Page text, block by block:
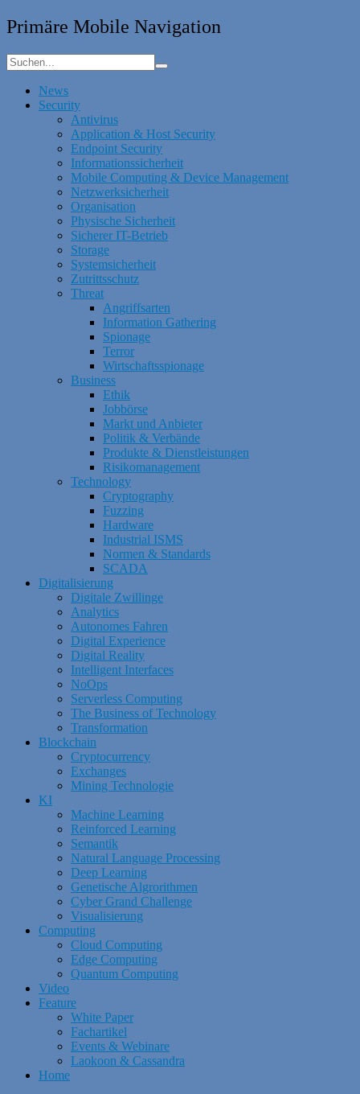
Primäre Mobile Navigation
News
Security
Antivirus
Application & Host Security
Endpoint Security
Informationssicherheit
Mobile Computing & Device Management
Netzwerksicherheit
Organisation
Physische Sicherheit
Sicherer IT-Betrieb
Storage
Systemsicherheit
Zutrittsschutz
Threat
Angriffsarten
Information Gathering
Spionage
Terror
Wirtschaftsspionage
Business
Ethik
Jobbörse
Markt und Anbieter
Politik & Verbände
Produkte & Dienstleistungen
Risikomanagement
Technology
Cryptography
Fuzzing
Hardware
Industrial ISMS
Normen & Standards
SCADA
Digitalisierung
Digitale Zwillinge
Analytics
Autonomes Fahren
Digital Experience
Digital Reality
Intelligent Interfaces
NoOps
Serverless Computing
The Business of Technology
Transformation
Blockchain
Cryptocurrency
Exchanges
Mining Technologie
KI
Machine Learning
Reinforced Learning
Semantik
Natural Language Processing
Deep Learning
Genetische Algrorithmen
Cyber Grand Challenge
Visualisierung
Computing
Cloud Computing
Edge Computing
Quantum Computing
Video
Feature
White Paper
Fachartikel
Events & Webinare
Laokoon & Cassandra
Home